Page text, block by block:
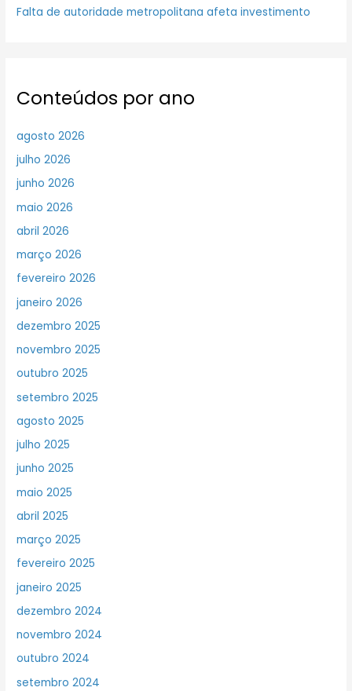
Falta de autoridade metropolitana afeta investimento
Conteúdos por ano
agosto 2026
julho 2026
junho 2026
maio 2026
abril 2026
março 2026
fevereiro 2026
janeiro 2026
dezembro 2025
novembro 2025
outubro 2025
setembro 2025
agosto 2025
julho 2025
junho 2025
maio 2025
abril 2025
março 2025
fevereiro 2025
janeiro 2025
dezembro 2024
novembro 2024
outubro 2024
setembro 2024